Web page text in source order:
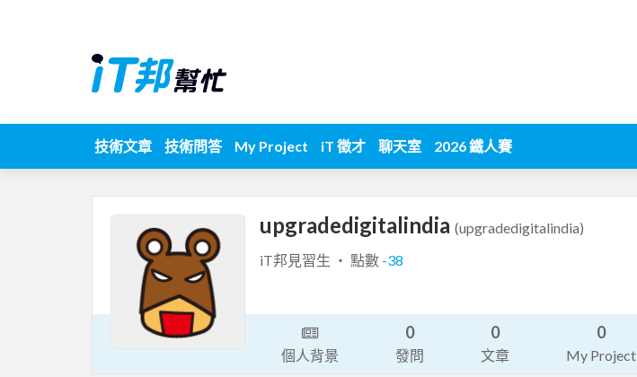
技術文章 技術問答 My Project iT 徵才 聊天室 2026 鐵人賽
upgradedigitalindia (upgradedigitalindia)
iT邦見習生 ‧ 點數 -38
個人背景
0
發問
0
文章
0
My Project